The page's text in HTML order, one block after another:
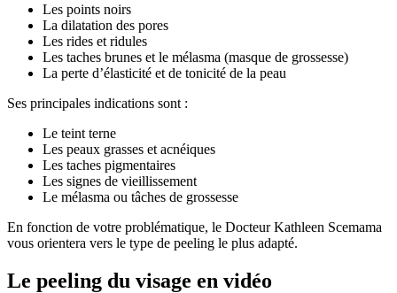
Les points noirs
La dilatation des pores
Les rides et ridules
Les taches brunes et le mélasma (masque de grossesse)
La perte d’élasticité et de tonicité de la peau
Ses principales indications sont :
Le teint terne
Les peaux grasses et acnéiques
Les taches pigmentaires
Les signes de vieillissement
Le mélasma ou tâches de grossesse
En fonction de votre problématique, le Docteur Kathleen Scemama
vous orientera vers le type de peeling le plus adapté.
Le peeling du visage en vidéo